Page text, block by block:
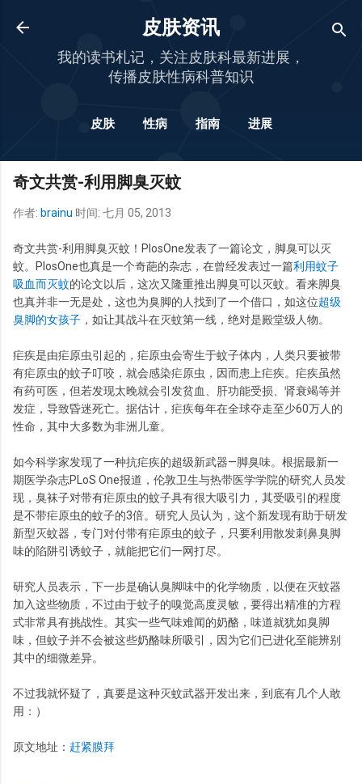
跳至主要内容
皮肤资讯
我的读书札记，关注皮肤科最新进展，
传播皮肤性病科普知识
皮肤 性病 指南 进展
奇文共赏-利用脚臭灭蚊
作者: brainu 时间: 七月 05, 2013
奇文共赏-利用脚臭灭蚊！PlosOne发表了一篇论文，脚臭可以灭
蚊。PlosOne也真是一个奇葩的杂志，在曾经发表过一篇利用蚊子
吸血而灭蚊的论文以后，这次又隆重推出脚臭可以灭蚊。看来脚臭
也真并非一无是处，这也为臭脚的人找到了一个借口，如这位超级
臭脚的女孩子 ，如让其战斗在灭蚊第一线，绝对是殿堂级人物。
疟疾是由疟原虫引起的，疟原虫会寄生于蚊子体内，人类只要被带
有疟原虫的蚊子叮咬，就会感染疟原虫，因而患上疟疾。疟疾虽然
有药可医，但若发现太晚就会引发贫血、肝功能受损、肾衰竭等并
发症，导致昏迷死亡。据估计，疟疾每年在全球夺走至少60万人的
性命，其中大多数为非洲儿童。
如今科学家发现了一种抗疟疾的超级新武器—脚臭味。根据最新一
期医学杂志PLoS One报道，伦敦卫生与热带医学学院的研究人员发
现，臭袜子对带有疟原虫的蚊子具有很大吸引力，其受吸引的程度
是不带疟原虫的蚊子的3倍。研究人员认为，这个新发现有助于研发
新型灭蚊器，专门对付带有疟原虫的蚊子，只要利用散发刺鼻臭脚
味的陷阱引诱蚊子，就能把它们一网打尽。
研究人员表示，下一步是确认臭脚味中的化学物质，以便在灭蚊器
加入这些物质，不过由于蚊子的嗅觉高度灵敏，要得出精准的方程
式非常具有挑战性。其实一些气味难闻的奶酪，味道就犹如臭脚
味，但蚊子并不会被这些奶酪味所吸引，因为它们已进化至能辨别
其中的细微差异。
不过我就怀疑了，真要是这种灭蚊武器开发出来，到底有几个人敢
用：）
原文地址： 赶紧膜拜